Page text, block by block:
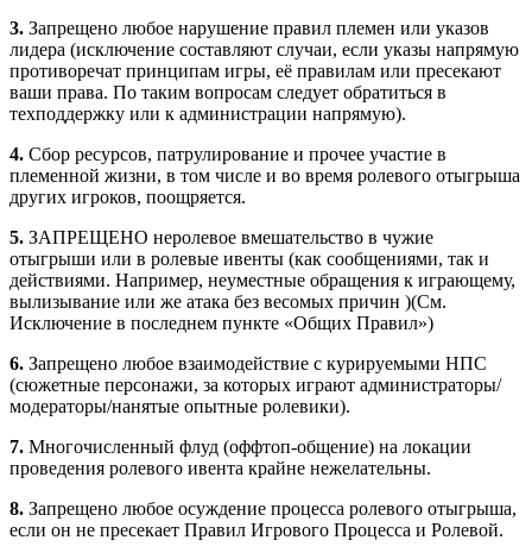
3. Запрещено любое нарушение правил племен или указов
лидера (исключение составляют случаи, если указы напрямую
противоречат принципам игры, её правилам или пресекают
ваши права. По таким вопросам следует обратиться в
техподдержку или к администрации напрямую).
4. Сбор ресурсов, патрулирование и прочее участие в
племенной жизни, в том числе и во время ролевого отыгрыша
других игроков, поощряется.
5. ЗАПРЕЩЕНО неролевое вмешательство в чужие
отыгрыши или в ролевые ивенты (как сообщениями, так и
действиями. Например, неуместные обращения к играющему,
вылизывание или же атака без весомых причин )(См.
Исключение в последнем пункте «Общих Правил»)
6. Запрещено любое взаимодействие с курируемыми НПС
(сюжетные персонажи, за которых играют администраторы/
модераторы/нанятые опытные ролевики).
7. Многочисленный флуд (оффтоп-общение) на локации
проведения ролевого ивента крайне нежелательны.
8. Запрещено любое осуждение процесса ролевого отыгрыша,
если он не пресекает Правил Игрового Процесса и Ролевой.